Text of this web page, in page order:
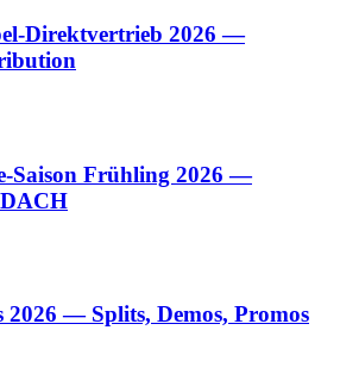
Direktvertrieb 2026 —
Saison Frühling 2026 —
2026 — Splits, Demos, Promos